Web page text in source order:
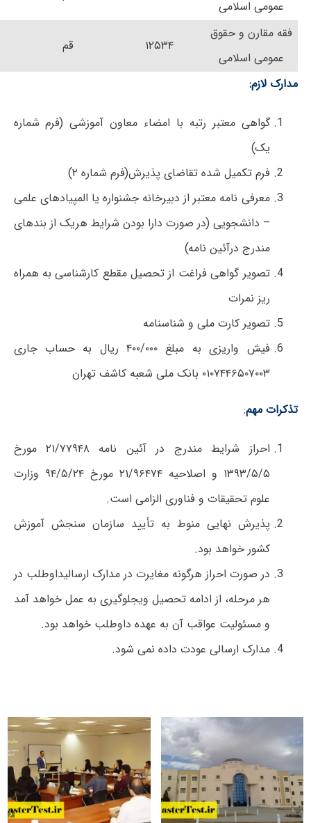
عمومی اسلامی
فقه مقارن و حقوق
عمومی اسلامی
۱۲۵۳۴ قم
مدارک لازم:
گواهی معتبر رتبه با امضاء معاون آموزشی (فرم شماره
یک)
فرم تکمیل شده تقاضای پذیرش(فرم شماره ۲)
معرفی نامه معتبر از دبیرخانه جشنواره یا المپیادهای علمی
– دانشجویی (در صورت دارا بودن شرایط هریک از بندهای
مندرج درآئین نامه)
تصویر گواهی فراغت از تحصیل مقطع کارشناسی به همراه
ریز نمرات
تصویر کارت ملی و شناسنامه
فیش واریزی به مبلغ ۴۰۰/۰۰۰ ریال به حساب جاری
۰۱۰۷۴۴۶۵۰۷۰۰۳ بانک ملی شعبه کاشف تهران
تذکرات مهم:
احراز شرایط مندرج در آئین نامه ۲۱/۷۷۹۴۸ مورخ
۱۳۹۳/۵/۵ و اصلاحیه ۲۱/۹۶۴۷۴ مورخ ۹۴/۵/۲۴ وزارت
علوم تحقیقات و فناوری الزامی است.
پذیرش نهایی منوط به تأیید سازمان سنجش آموزش
کشور خواهد بود.
در صورت احراز هرگونه مغایرت در مدارک ارسالیداوطلب در
هر مرحله، از ادامه تحصیل ویجلوگیری به عمل خواهد آمد
و مسئولیت عواقب آن به عهده داوطلب خواهد بود.
مدارک ارسالی عودت داده نمی شود.